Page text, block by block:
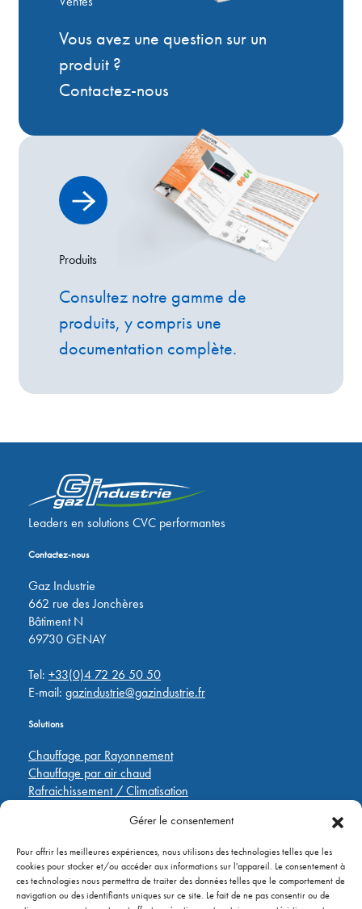
Gérer le consentement
Pour offrir les meilleures expériences, nous utilisons des technologies telles que les
cookies pour stocker et/ou accéder aux informations sur l'appareil. Le consentement à
ces technologies nous permettra de traiter des données telles que le comportement de
navigation ou des identifiants uniques sur ce site. Le fait de ne pas consentir ou de
Vous avez une question sur un
produit ?
Contactez-nous
Produits
Consultez notre gamme de
produits, y compris une
documentation complète.
Leaders en solutions CVC performantes
Contactez-nous
Gaz Industrie
662 rue des Jonchères
Bâtiment N
69730 GENAY
Tel: +33(0)4 72 26 50 50
E-mail: gazindustrie@gazindustrie.fr
Solutions
Chauffage par Rayonnement
Chauffage par air chaud
Rafraichissement / Climatisation
Liens rapides
Pièces de rechange